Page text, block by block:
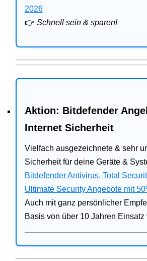
Ratgeber
2026
👉 Schnell sein & sparen!
Aktion: Bitdefender
Internet Sicherheit
Vielfach ausgezeichnete & sehr
Sicherheit für deine Geräte &
Bitdefender Antivirus, Total
Ultimate Security Angebote mit
Auch mit ganz persönlicher
Basis von über 10 Jahren Einsatz